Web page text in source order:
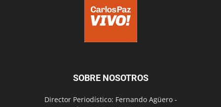
SOBRE NOSOTROS
Director Periodístico: Fernando Agüero -